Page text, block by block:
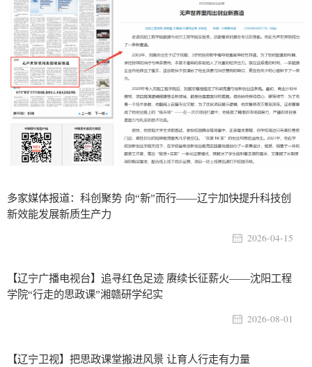
多家媒体报道：科创聚势 向“新”而行——辽宁加快提升科技创
新效能发展新质生产力
2026-04-15
【辽宁广播电视台】追寻红色足迹 赓续长征薪火——沈阳工程
学院“行走的思政课”湘赣研学纪实
2026-08-01
【辽宁卫视】把思政课堂搬进风景 让育人行走有力量